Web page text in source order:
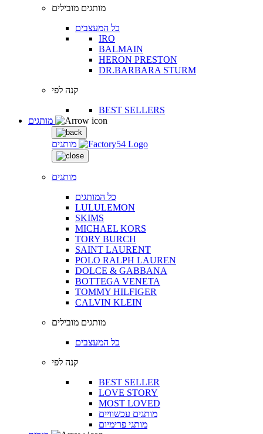
מותגים מובילים
כל המעצבים
IRO
BALMAIN
HERON PRESTON
DR.BARBARA STURM
קנה לפי
BEST SELLERS
מותגים
מותגים
כל המותגים
LULULEMON
SKIMS
MICHAEL KORS
TORY BURCH
SAINT LAURENT
POLO RALPH LAUREN
DOLCE & GABBANA
BOTTEGA VENETA
TOMMY HILFIGER
CALVIN KLEIN
מותגים מובילים
כל המעצבים
קנה לפי
BEST SELLER
LOVE STORY
MOST LOVED
מותגים עכשוויים
מותגי פרימיום